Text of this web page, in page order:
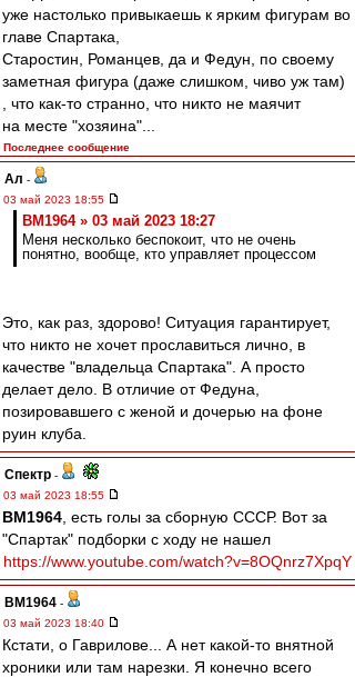
уже настолько привыкаешь к ярким фигурам во
главе Спартака,
Старостин, Романцев, да и Федун, по своему
заметная фигура (даже слишком, чиво уж там)
, что как-то странно, что никто не маячит
на месте "хозяина"...
Последнее сообщение
Ал -
03 май 2023 18:55
BM1964 » 03 май 2023 18:27
Меня несколько беспокоит, что не очень
понятно, вообще, кто управляет процессом
Это, как раз, здорово! Ситуация гарантирует,
что никто не хочет прославиться лично, в
качестве "владельца Спартака". А просто
делает дело. В отличие от Федуна,
позировавшего с женой и дочерью на фоне
руин клуба.
Спектр -
03 май 2023 18:55
BM1964 , есть голы за сборную СССР. Вот за
"Спартак" подборки с ходу не нашел
https://www.youtube.com/watch?v=8OQnrz7XpqY
BM1964 -
03 май 2023 18:40
Кстати, о Гаврилове... А нет какой-то внятной
хроники или там нарезки. Я конечно всего